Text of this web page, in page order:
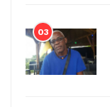
03